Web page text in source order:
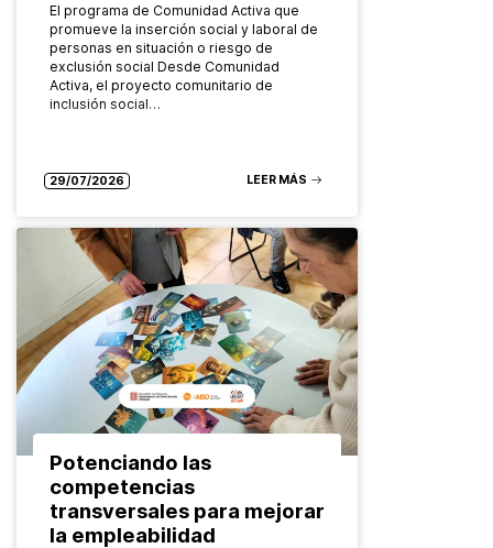
El programa de Comunidad Activa que
promueve la inserción social y laboral de
personas en situación o riesgo de
exclusión social Desde Comunidad
Activa, el proyecto comunitario de
inclusión social…
29/07/2026 LEER MÁS
Potenciando las
competencias
transversales para mejorar
la empleabilidad